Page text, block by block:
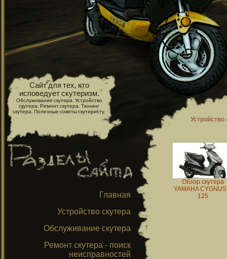
Сайт для тех, кто
исповедует скутеризм.
Обслуживание скутера. Устройство
скутера. Ремонт скутера. Тюнинг
скутера. Полезные советы скутеристу.
Главная
Устройство скутера
Обслуживание скутера
Ремонт скутера - поиск
неисправностей
Устройство
Обзор скутера
YAMAHA
125